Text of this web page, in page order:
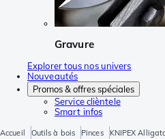
Gravure
Explorer tous nos univers
Nouveautés
Promos & offres spéciales
Service clièntele
Smart infos
Accueil Outils à bois Pinces KNIPEX